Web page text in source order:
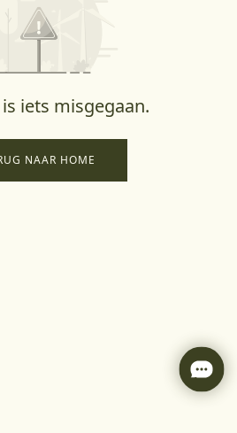
iets misgegaan.
NAAR HOME